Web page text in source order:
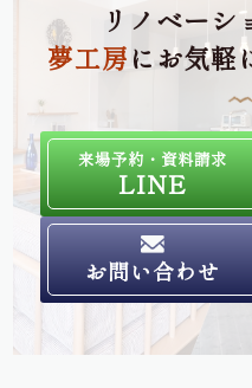
リノベーシ
夢工房にお気軽
来場予約・資料請求
LINE
お問い合わせ